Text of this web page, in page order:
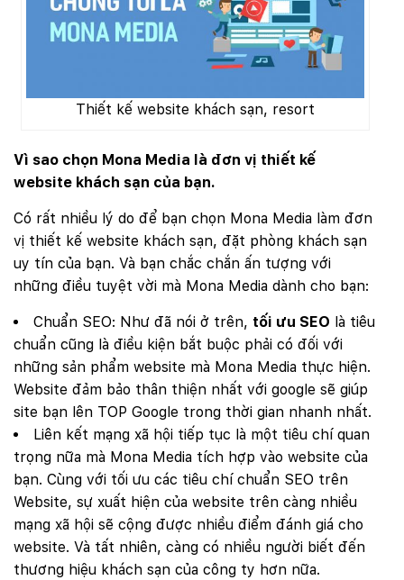
Thiết kế website khách sạn, resort
Vì sao chọn Mona Media là đơn vị thiết kế
website khách sạn của bạn.
Có rất nhiều lý do để bạn chọn Mona Media làm đơn
vị thiết kế website khách sạn, đặt phòng khách sạn
uy tín của bạn. Và bạn chắc chắn ấn tượng với
những điều tuyệt vời mà Mona Media dành cho bạn:
Chuẩn SEO: Như đã nói ở trên, tối ưu SEO là tiêu
chuẩn cũng là điều kiện bắt buộc phải có đối với
những sản phẩm website mà Mona Media thực hiện.
Website đảm bảo thân thiện nhất với google sẽ giúp
site bạn lên TOP Google trong thời gian nhanh nhất.
Liên kết mạng xã hội tiếp tục là một tiêu chí quan
trọng nữa mà Mona Media tích hợp vào website của
bạn. Cùng với tối ưu các tiêu chí chuẩn SEO trên
Website, sự xuất hiện của website trên càng nhiều
mạng xã hội sẽ cộng được nhiều điểm đánh giá cho
website. Và tất nhiên, càng có nhiều người biết đến
thương hiệu khách sạn của công ty hơn nữa.